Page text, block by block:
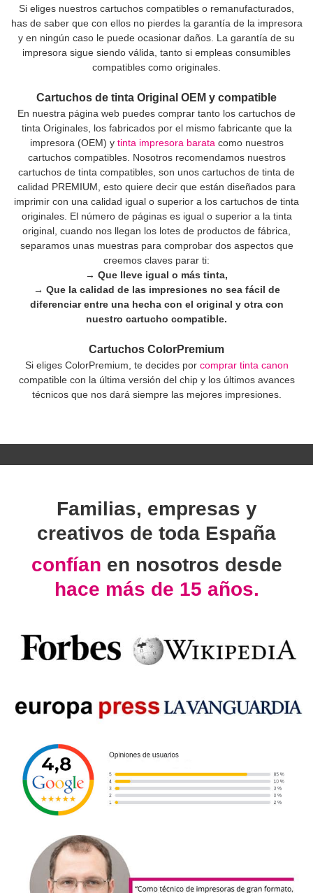
Si eliges nuestros cartuchos compatibles o remanufacturados,
has de saber que con ellos no pierdes la garantía de la impresora
y en ningún caso le puede ocasionar daños. La garantía de su
impresora sigue siendo válida, tanto si empleas consumibles
compatibles como originales.
Cartuchos de tinta Original OEM y compatible
En nuestra página web puedes comprar tanto los cartuchos de
tinta Originales, los fabricados por el mismo fabricante que la
impresora (OEM) y tinta impresora barata como nuestros
cartuchos compatibles. Nosotros recomendamos nuestros
cartuchos de tinta compatibles, son unos cartuchos de tinta de
calidad PREMIUM, esto quiere decir que están diseñados para
imprimir con una calidad igual o superior a los cartuchos de tinta
originales. El número de páginas es igual o superior a la tinta
original, cuando nos llegan los lotes de productos de fábrica,
separamos unas muestras para comprobar dos aspectos que
creemos claves parar ti:
→ Que lleve igual o más tinta,
→ Que la calidad de las impresiones no sea fácil de
diferenciar entre una hecha con el original y otra con
nuestro cartucho compatible.
Cartuchos ColorPremium
Si eliges ColorPremium, te decides por comprar tinta canon
compatible con la última versión del chip y los últimos avances
técnicos que nos dará siempre las mejores impresiones.
Familias, empresas y
creativos de toda España
confían en nosotros desde
hace más de 15 años.